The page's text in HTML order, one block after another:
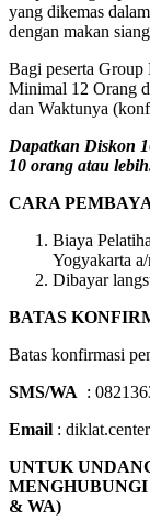
yang dikemas
dengan makan
Bagi peserta
Minimal 12 Orang
dan Waktunya
Dapatkan Diskon
10 orang atau
CARA
Biaya
Yogyakarta
Dibayar
BATAS
Batas konfirmasi
SMS/WA :
Email :
UNTUK
MENGHUBUNGI
& WA)